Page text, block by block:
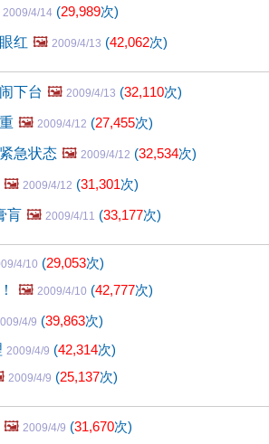
2009/4/14 (29,989次)
红 🖼️ 2009/4/13 (42,062次)
下台 🖼️ 2009/4/13 (32,110次)
🖼️ 2009/4/12 (27,455次)
急状态 🖼️ 2009/4/12 (32,534次)
🖼️ 2009/4/12 (31,301次)
肓 🖼️ 2009/4/11 (33,177次)
4/10 (29,053次)
🖼️ 2009/4/10 (42,777次)
4/9 (39,863次)
2009/4/9 (42,314次)
2009/4/9 (25,137次)
🖼️ 2009/4/9 (31,670次)